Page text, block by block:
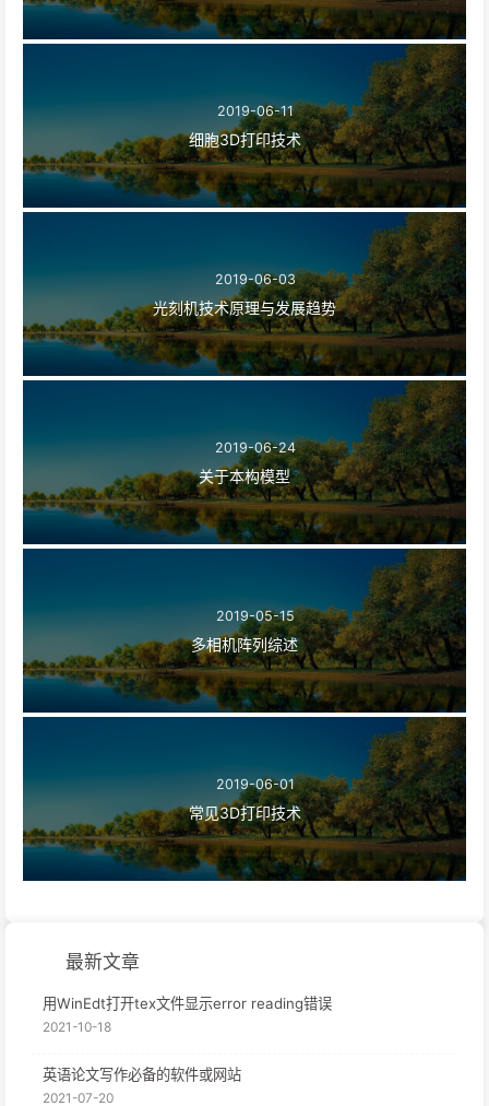
2019-06-11
细胞3D打印技术
2019-06-03
光刻机技术原理与发展趋势
2019-06-24
关于本构模型
2019-05-15
多相机阵列综述
2019-06-01
常见3D打印技术
最新文章
用WinEdt打开tex文件显示error reading错误
2021-10-18
英语论文写作必备的软件或网站
2021-07-20